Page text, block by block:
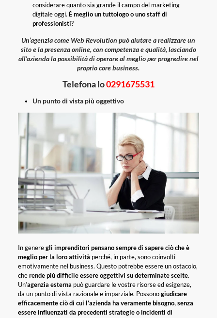
considerare quanto sia grande il campo del marketing
digitale oggi. È meglio un tuttologo o uno staff di
professionisti?
Un’agenzia come Web Revolution può aiutare a realizzare un
sito e la presenza online, con competenza e qualità, lasciando
all’azienda la possibilità di operare al meglio per progredire nel
proprio core business.
Telefona lo0291675531
Un punto di vista più oggettivo
In generegli imprenditori pensano sempre di sapere ciò che è
meglio per la loro attività perché, in parte, sono coinvolti
emotivamente nel business. Questo potrebbe essere un ostacolo,
cherende più difficile essere oggettivi su determinate scelte.
Un’agenzia esterna può guardare le vostre risorse ed esigenze,
da un punto di vista razionale e imparziale. Possonogiudicare
efficacemente ciò di cui l’azienda ha veramente bisogno, senza
essere influenzati da precedenti strategie o incidenti di